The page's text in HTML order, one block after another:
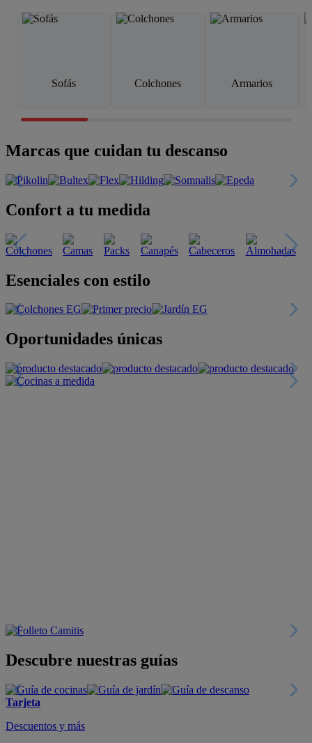
Sofás Colchones Armarios
Marcas que cuidan tu descanso
Confort a tu medida
Esenciales con estilo
Oportunidades únicas
Descubre nuestras guías
Tarjeta
Descuentos y más